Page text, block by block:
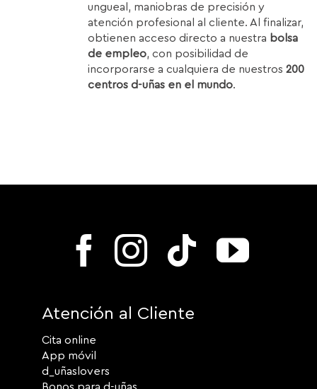
ungueal, maniobras de precisión y
atención profesional al cliente. Al finalizar,
obtienen acceso directo a nuestra bolsa
de empleo, con posibilidad de
incorporarse a cualquiera de nuestros200
centros d-uñas en el mundo.
Atención al Cliente
Cita online
App móvil
d_uñaslovers